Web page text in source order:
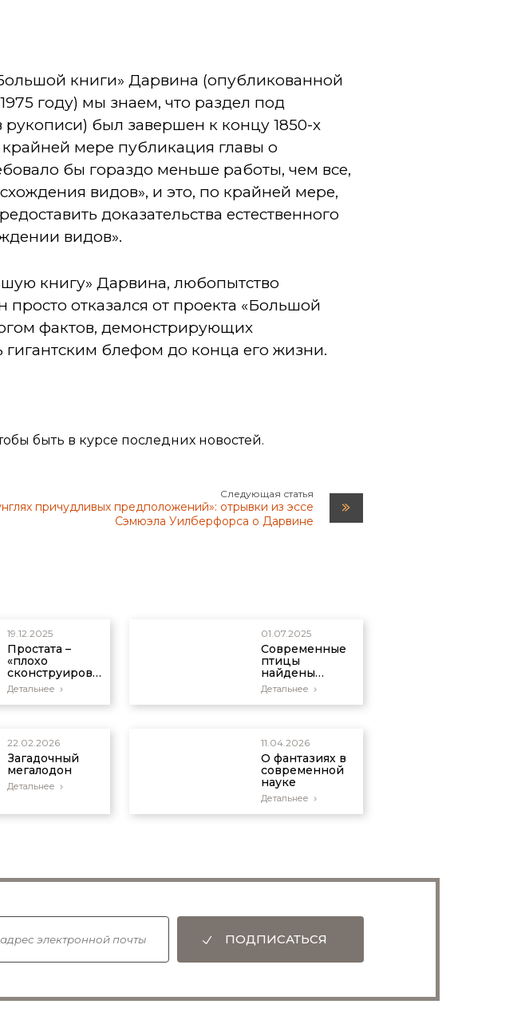
книги» Дарвина (опубликованной
году) мы знаем, что раздел под
рукописи) был завершен к концу 1850-х
мере публикация главы о
бы гораздо меньше работы, чем все,
видов», и это, по крайней мере,
доказательства естественного
видов».
книгу» Дарвина, любопытство
отказался от проекта «Большой
фактов, демонстрирующих
гигантским блефом до конца его жизни.
быть в курсе последних новостей.
Следующая статья
причудливых предположений»: отрывки из эссе
Сэмюэла Уилберфорса о Дарвине
19.12.2025
Простата –
«плохо
сконструированный»
орган?
Детальнее
01.07.2025
Современные
птицы
найдены
вместе с
динозаврами
Детальнее
22.02.2026
Загадочный
мегалодон
Детальнее
11.04.2026
О фантазиях в
современной
науке
Детальнее
ПОДПИСАТЬСЯ